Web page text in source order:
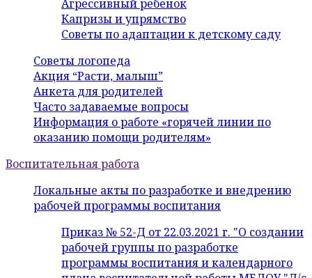
Агрессивный ребенок
Капризы и упрямство
Советы по адаптации к детскому саду
Советы логопеда
Акция “Расти, малыш”
Анкета для родителей
Часто задаваемые вопросы
Информация о работе «горячей линии по
оказанию помощи родителям»
Воспитательная работа
Локальные акты по разработке и внедрению
рабочей программы воспитания
Приказ № 52-Д от 22.03.2021 г. "О создании
рабочей группы по разработке
программы воспитания и календарного